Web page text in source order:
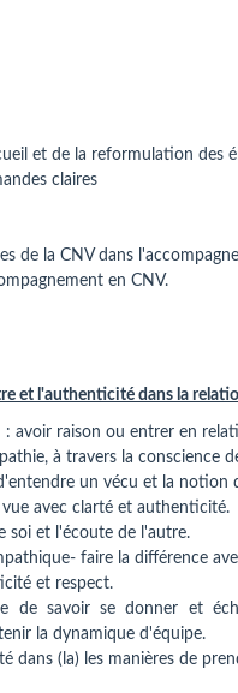
et de la reformulation des
claires
de la CNV dans
en CNV.
et l'authenticité dans la
avoir raison ou entrer en
à travers la conscience
un vécu et la notion
avec clarté et authenticité.
soi et l'écoute de l'autre.
faire la différence
et respect.
de savoir se donner et
la dynamique d'équipe.
dans (la) les manières de